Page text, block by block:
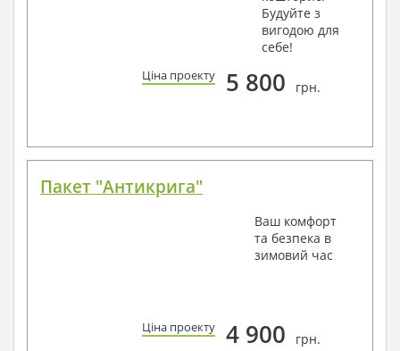
Будуйте з
вигодою для
себе!
Ціна проекту 5 800 грн.
Пакет "Антикрига"
Ваш комфорт
та безпека в
зимовий час
Ціна проекту 4 900 грн.